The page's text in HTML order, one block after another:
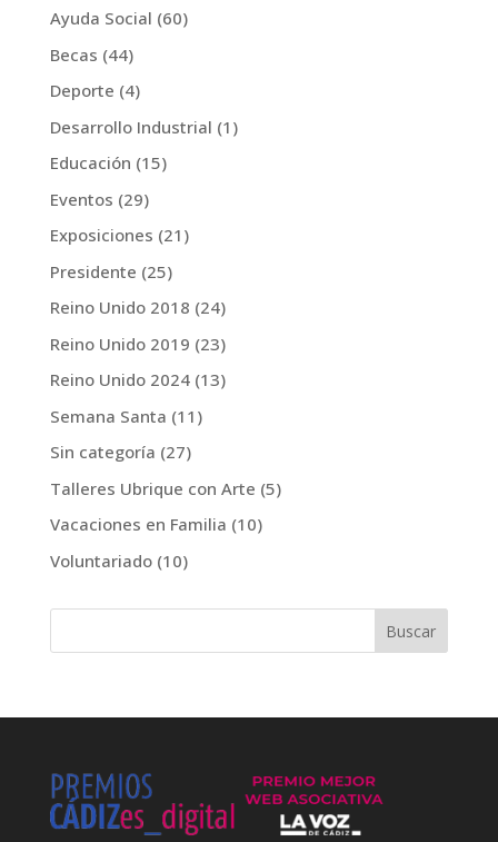
Ayuda Social (60)
Becas (44)
Deporte (4)
Desarrollo Industrial (1)
Educación (15)
Eventos (29)
Exposiciones (21)
Presidente (25)
Reino Unido 2018 (24)
Reino Unido 2019 (23)
Reino Unido 2024(13)
Semana Santa (11)
Sin categoría (27)
Talleres Ubrique con Arte (5)
Vacaciones en Familia (10)
Voluntariado(10)